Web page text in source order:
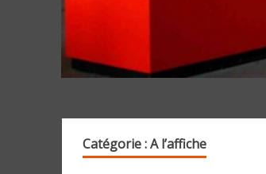
Catégorie :A l’affiche